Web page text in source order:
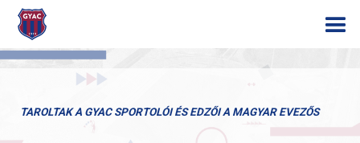
TAROLTAK A GYAC SPORTOLÓI ÉS EDZŐI A MAGYAR EVEZŐS